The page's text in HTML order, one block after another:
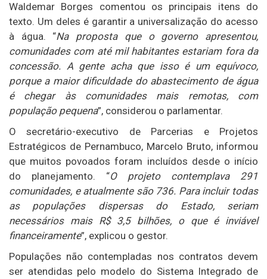
Waldemar Borges comentou os principais itens do
texto. Um deles é garantir a universalização do acesso
à água. “Na proposta que o governo apresentou,
comunidades com até mil habitantes estariam fora da
concessão. A gente acha que isso é um equívoco,
porque a maior dificuldade do abastecimento de água
é chegar às comunidades mais remotas, com
população pequena”, considerou o parlamentar.
O secretário-executivo de Parcerias e Projetos
Estratégicos de Pernambuco, Marcelo Bruto, informou
que muitos povoados foram incluídos desde o início
do planejamento. “O projeto contemplava 291
comunidades, e atualmente são 736. Para incluir todas
as populações dispersas do Estado, seriam
necessários mais R$ 3,5 bilhões, o que é inviável
financeiramente”, explicou o gestor.
Populações não contempladas nos contratos devem
ser atendidas pelo modelo do Sistema Integrado de